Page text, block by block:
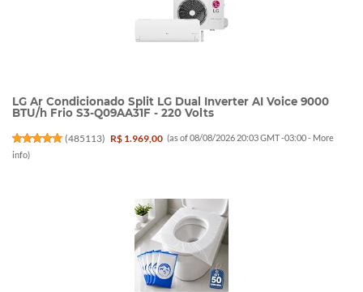
LG Ar Condicionado Split LG Dual Inverter AI Voice 9000
BTU/h Frio S3-Q09AA31F - 220 Volts
(485113) R$ 1.969,00 (as of 08/08/2026 20:03 GMT -03:00 - More
info)